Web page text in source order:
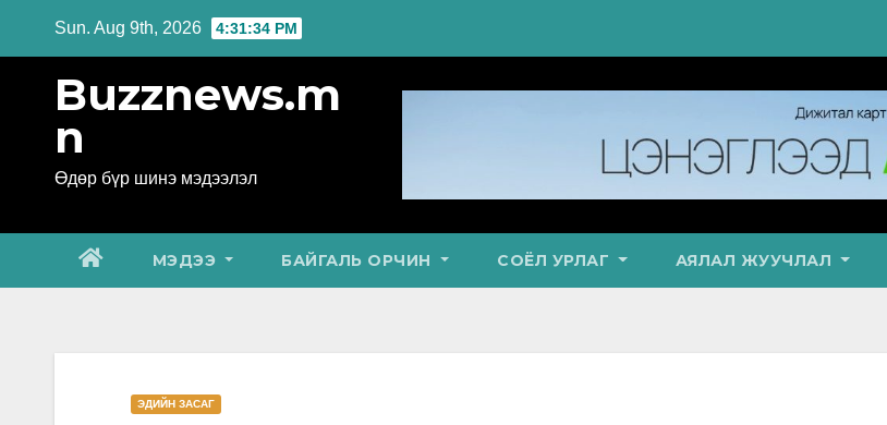
Sun. Aug 9th, 2026 4:31:35 PM
Buzznews.m
n
Өдөр бүр шинэ мэдээлэл
МЭДЭЭ БАЙГАЛЬ ОРЧИН СОЁЛ УРЛАГ АЯЛАЛ ЖУУЧЛАЛ
ЭДИЙН ЗАСАГ